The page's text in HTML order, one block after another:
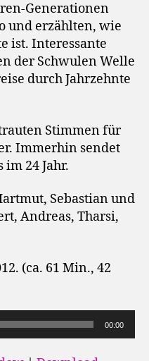
Generationen
und erzählten, wie
ist. Interessante
der Schwulen Welle
durch Jahrzehnte
Stimmen für
Immerhin sendet
24 Jahr.
Sebastian und
Andreas, Tharsi,
(ca. 61 Min., 42
00:00